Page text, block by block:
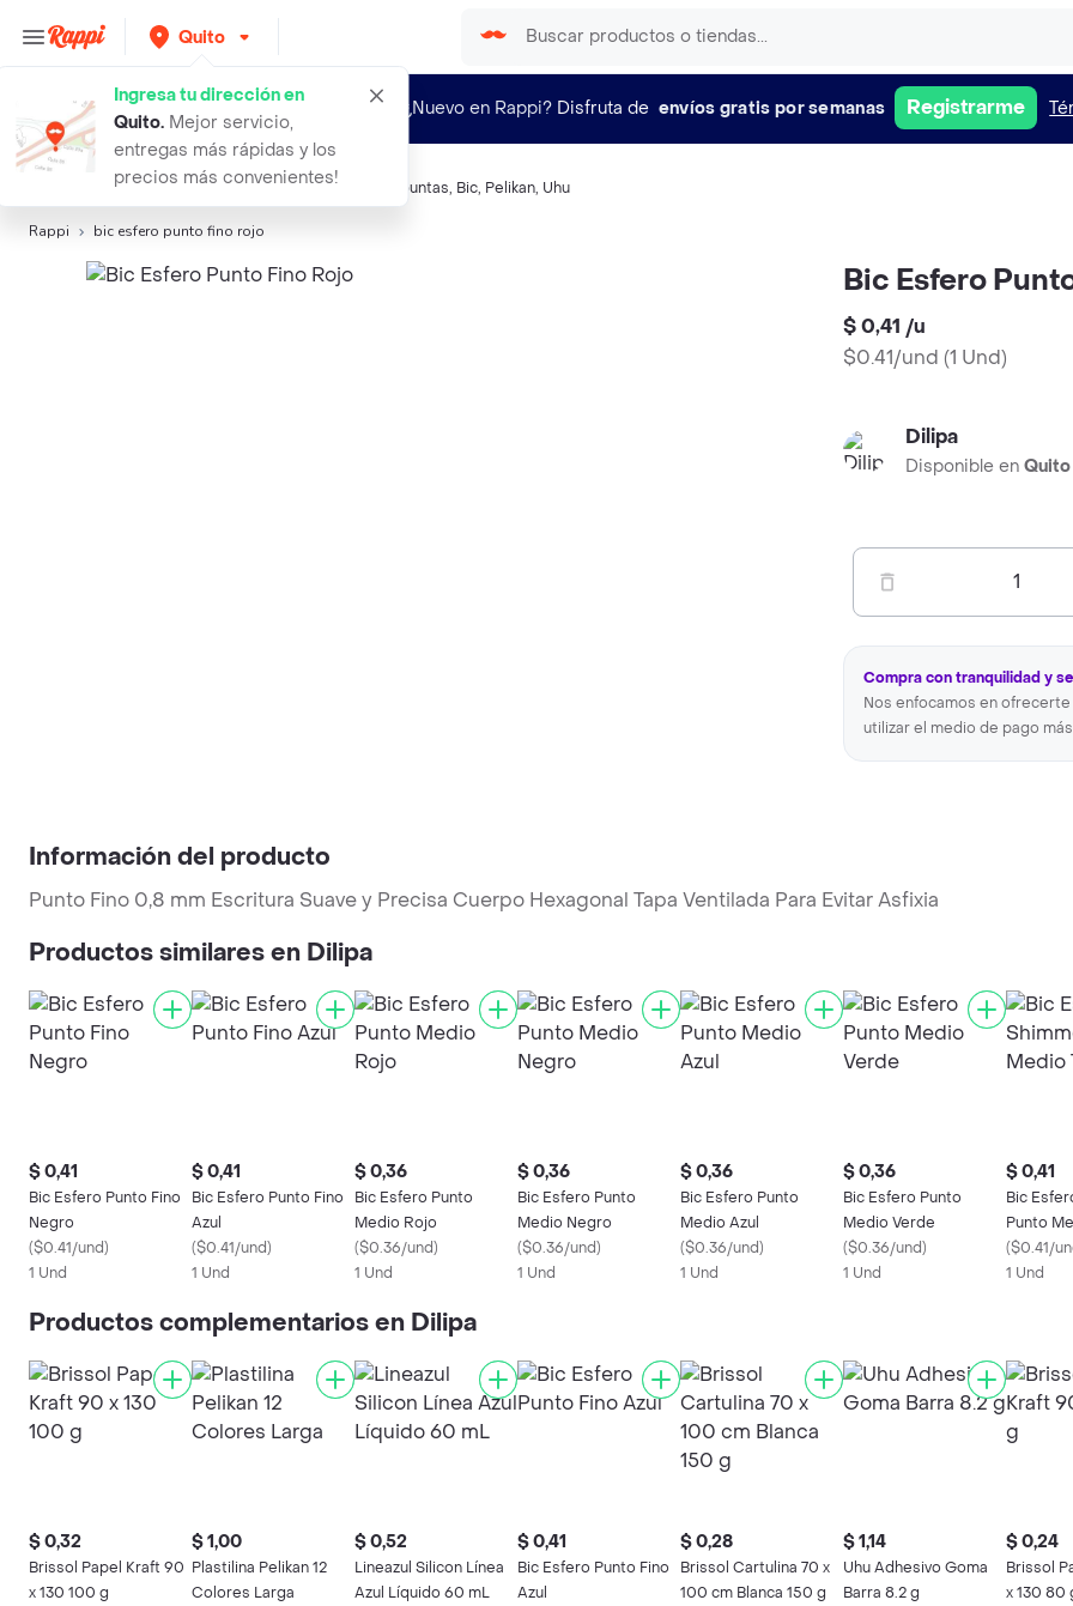
Quito
Ingresa tu dirección en
Quito. Mejor servicio,
entregas más rápidas y los
precios más convenientes!
¿Nuevo en Rappi? Disfruta de envíos gratis por semanas Registrarme
Búsquedas relacionadas: Bolígrafos, plumas y micropuntas, Bic, Pelikan, Uhu
Rappi bic esfero punto fino rojo
Bic Esfero
$ 0,41 /u
$0.41/und (1 Und)
Dilipa
Disponible en Quito
1
Compra con tranquilidad y
Nos enfocamos en
utilizar el medio de pago
Información del producto
Punto Fino 0,8 mm Escritura Suave y Precisa Cuerpo Hexagonal Tapa Ventilada Para Evitar Asfixia
Productos similares en Dilipa
$ 0,41
Bic Esfero Punto Fino
Negro
($0.41/und)
1 Und
$ 0,41
Bic Esfero Punto Fino
Azul
($0.41/und)
1 Und
$ 0,36
Bic Esfero Punto
Medio Rojo
($0.36/und)
1 Und
$ 0,36
Bic Esfero Punto
Medio Negro
($0.36/und)
1 Und
$ 0,36
Bic Esfero Punto
Medio Azul
($0.36/und)
1 Und
$ 0,36
Bic Esfero Punto
Medio Verde
($0.36/und)
1 Und
$ 0,41
Bic
Punto
($0.41/
1 Und
Productos complementarios en Dilipa
$ 0,32
Brissol Papel Kraft 90
x 130 100 g
$ 1,00
Plastilina Pelikan 12
Colores Larga
$ 0,52
Lineazul Silicon Línea
Azul Líquido 60 mL
$ 0,41
Bic Esfero Punto Fino
Azul
$ 0,28
Brissol Cartulina 70 x
100 cm Blanca 150 g
$ 1,14
Uhu Adhesivo Goma
Barra 8.2 g
$ 0,24
Brissol
x 130 80